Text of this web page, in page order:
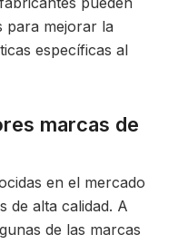
para mejorar la
específicas al
marcas de
en el mercado
de alta calidad. A
de las marcas